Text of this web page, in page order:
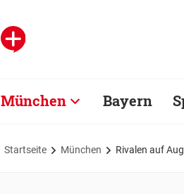
München Bayern
Startseite München Rivalen auf